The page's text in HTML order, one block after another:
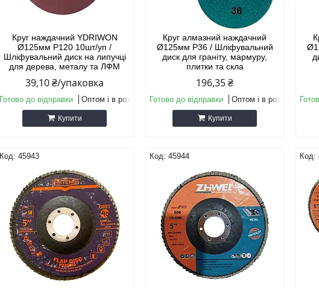
Круг наждачний YDRIWON
Ø125мм P120 10шт/уп /
Шліфувальний диск на липучці
для дерева, металу та ЛФМ
39,10 ₴/упаковка
Готово до відправки Оптом і в роздріб
Купити
Круг алмазний наждачний
Ø125мм P36 / Шліфувальний
диск для граніту, мармуру,
плитки та скла
196,35 ₴
Готово до відправки Оптом і в роздріб
Купити
45943 45944